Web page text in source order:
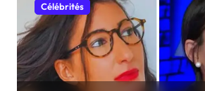
Célébrités